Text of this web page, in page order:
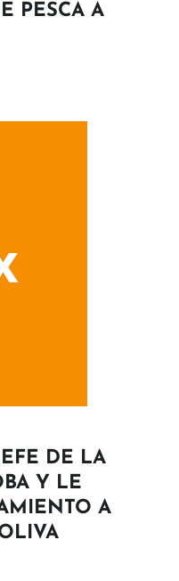
PESCA A
DE LA
Y LE
A